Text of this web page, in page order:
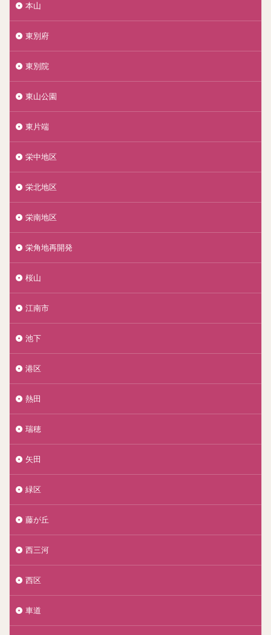
本山
東別府
東別院
東山公園
東片端
栄中地区
栄北地区
栄南地区
栄角地再開発
桜山
江南市
池下
港区
熱田
瑞穂
矢田
緑区
藤が丘
西三河
西区
車道